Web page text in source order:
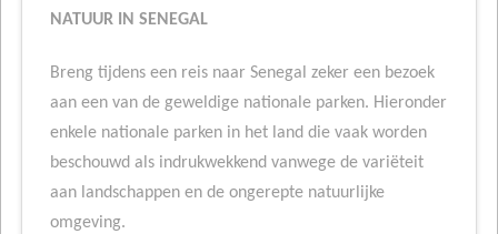
NATUUR IN SENEGAL
Breng tijdens een reis naar Senegal zeker een bezoek
aan een van de geweldige nationale parken. Hieronder
enkele nationale parken in het land die vaak worden
beschouwd als indrukwekkend vanwege de variëteit
aan landschappen en de ongerepte natuurlijke
omgeving.